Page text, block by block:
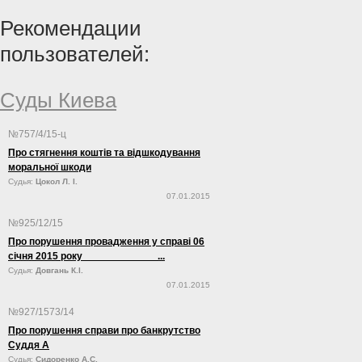
Рекомендации
пользователей:
Суды Киева
№757/4/15-ц
Про стягнення коштів та відшкодування
моральної шкоди
Судья: Цокол Л. І.
07.01.2015
№925/12/15
Про порушення провадження у справі 06
січня 2015 року ...
Судья: Довгань К.І.
07.01.2015
№927/1573/14
Про порушення справи про банкрутство
Суддя А
Судья: Сидоренко А.С.